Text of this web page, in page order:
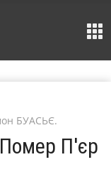
БУАСЬЄ.
П'єр